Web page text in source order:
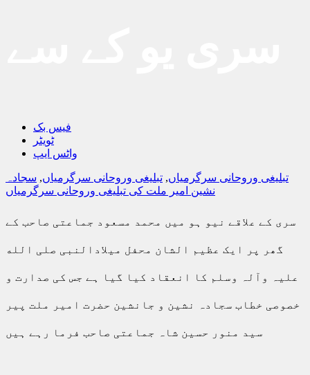
فیس بک
ٹویٹر
واٹس ایپ
تبلیغی وروحانی سرگرمیاں, تبلیغی وروحانی سرگرمیاں, سجادہ
نشین امیر ملت کی تبلیغی وروحانی سرگرمیاں
سری کے علاقے نیو ہو میں محمد مسعود جماعتی صاحب کے
گھر پر ایک عظیم الشان محفل میلادالنبی صلی الله
علیہ وآلہ وسلم کا انعقاد کیا گیا ہے جس کی صدارت و
خصوصی خطاب سجادہ نشین و جانشین حضرت امیر ملت پیر
سید منور حسین شاہ جماعتی صاحب فرما رہے ہیں